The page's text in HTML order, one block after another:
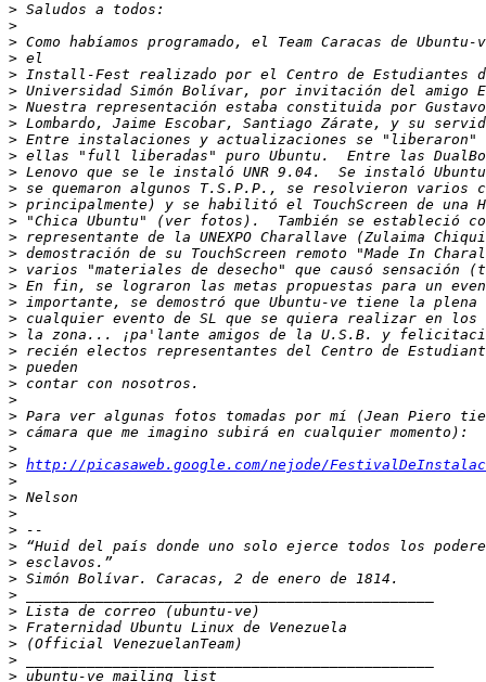
>
>
>
>
>
>
>
>
>
>
>
>
>
>
>
>
>
>
>
>
>
>
>
>
>
>
>
>
> http://picasaweb.google.com/nejode/
>
>
>
>
>
>
>
>
>
>
>
>
>